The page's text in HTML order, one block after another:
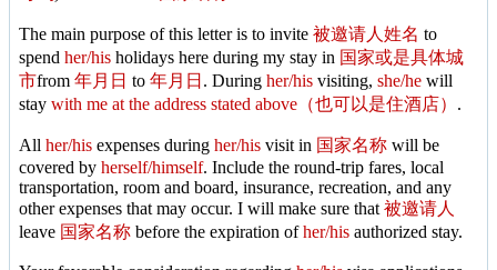
The main purpose of this letter is to invite 被邀请人姓名 to
spend her/his holidays here during my stay in 国家或是具体城
市from 年月日 to 年月日 . During her/his visiting, she/he will
stay with me at the address stated above（也可以是住酒店） .
All her/his expenses during her/his visit in 国家名称 will be
covered by herself/himself. Include the round-trip fares, local
transportation, room and board, insurance, recreation, and any
other expenses that may occur. I will make sure that 被邀请人
leave 国家名称 before the expiration ofher/his authorized stay.